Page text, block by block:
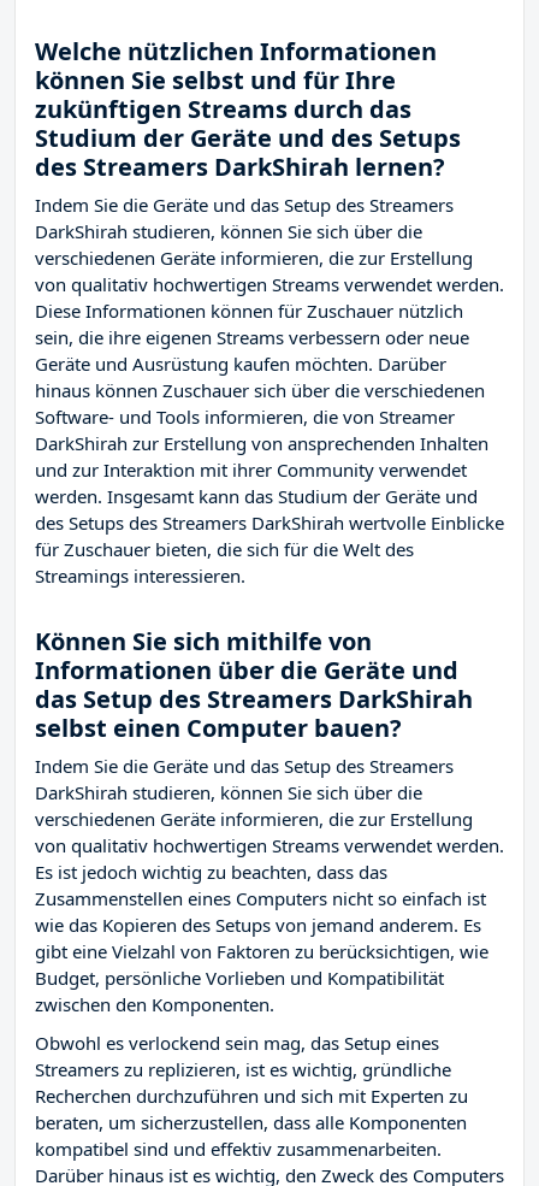
Welche nützlichen Informationen
können Sie selbst und für Ihre
zukünftigen Streams durch das
Studium der Geräte und des Setups
des Streamers DarkShirah lernen?
Indem Sie die Geräte und das Setup des Streamers
DarkShirah studieren, können Sie sich über die
verschiedenen Geräte informieren, die zur Erstellung
von qualitativ hochwertigen Streams verwendet werden.
Diese Informationen können für Zuschauer nützlich
sein, die ihre eigenen Streams verbessern oder neue
Geräte und Ausrüstung kaufen möchten. Darüber
hinaus können Zuschauer sich über die verschiedenen
Software- und Tools informieren, die von Streamer
DarkShirah zur Erstellung von ansprechenden Inhalten
und zur Interaktion mit ihrer Community verwendet
werden. Insgesamt kann das Studium der Geräte und
des Setups des Streamers DarkShirah wertvolle Einblicke
für Zuschauer bieten, die sich für die Welt des
Streamings interessieren.
Können Sie sich mithilfe von
Informationen über die Geräte und
das Setup des Streamers DarkShirah
selbst einen Computer bauen?
Indem Sie die Geräte und das Setup des Streamers
DarkShirah studieren, können Sie sich über die
verschiedenen Geräte informieren, die zur Erstellung
von qualitativ hochwertigen Streams verwendet werden.
Es ist jedoch wichtig zu beachten, dass das
Zusammenstellen eines Computers nicht so einfach ist
wie das Kopieren des Setups von jemand anderem. Es
gibt eine Vielzahl von Faktoren zu berücksichtigen, wie
Budget, persönliche Vorlieben und Kompatibilität
zwischen den Komponenten.
Obwohl es verlockend sein mag, das Setup eines
Streamers zu replizieren, ist es wichtig, gründliche
Recherchen durchzuführen und sich mit Experten zu
beraten, um sicherzustellen, dass alle Komponenten
kompatibel sind und effektiv zusammenarbeiten.
Darüber hinaus ist es wichtig, den Zweck des Computers